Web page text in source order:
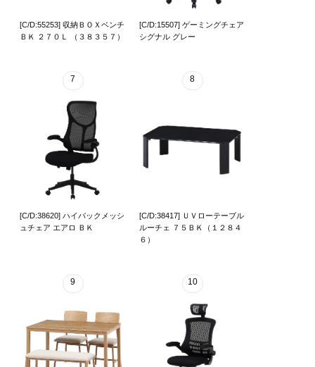
[C/D:55253] 収納ＢＯＸベンチ
ＢＫ ２７０Ｌ （３８３５７）
[C/D:15507] ゲーミングチェア
シグナル グレー
7
[C/D:38620] ハイバックメッシ
ュチェア エアロ ＢＫ
8
[C/D:38417] ＵＶローテーブル
ルーチェ ７５ＢＫ（１２８４
６）
9 10